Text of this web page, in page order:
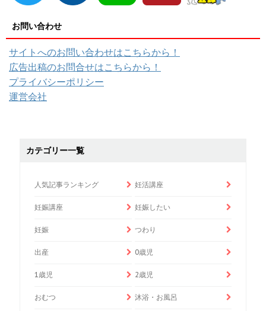
お問い合わせ
サイトへのお問い合わせはこちらから！
広告出稿のお問合せはこちらから！
プライバシーポリシー
運営会社
カテゴリー一覧
人気記事ランキング 妊活講座
妊娠講座 妊娠したい
妊娠 つわり
出産 0歳児
1歳児 2歳児
おむつ 沐浴・お風呂